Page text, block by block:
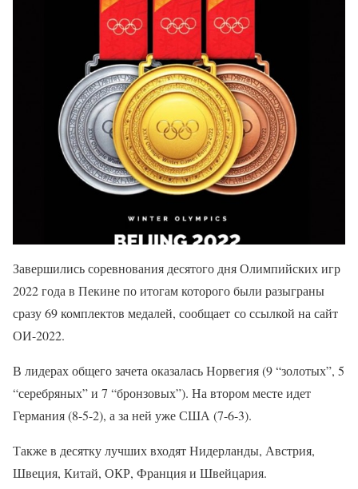
Завершились соревнования десятого дня Олимпийских игр
2022 года в Пекине по итогам которого были разыграны
сразу 69 комплектов медалей, сообщает со ссылкой на сайт
ОИ-2022.
В лидерах общего зачета оказалась Норвегия (9 “золотых”, 5
“серебряных” и 7 “бронзовых”). На втором месте идет
Германия (8-5-2), а за ней уже США (7-6-3).
Также в десятку лучших входят Нидерланды, Австрия,
Швеция, Китай, ОКР, Франция и Швейцария.